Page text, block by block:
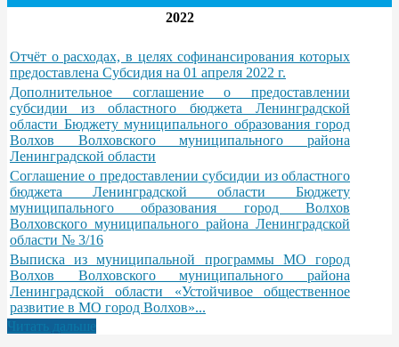
2022
Отчёт о расходах, в целях софинансирования которых
предоставлена Субсидия на 01 апреля 2022 г.
Дополнительное соглашение о предоставлении
субсидии из областного бюджета Ленинградской
области Бюджету муниципального образования город
Волхов Волховского муниципального района
Ленинградской области
Соглашение о предоставлении субсидии из областного
бюджета Ленинградской области Бюджету
муниципального образования город Волхов
Волховского муниципального района Ленинградской
области № 3/16
Выписка из муниципальной программы МО город
Волхов Волховского муниципального района
Ленинградской области «Устойчивое общественное
развитие в МО город Волхов»...
Читать дальше